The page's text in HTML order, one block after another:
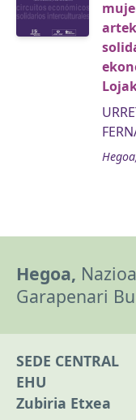
Hegoa,
Garapenari
SEDE CENTRAL
EHU
Zubiria Etxea